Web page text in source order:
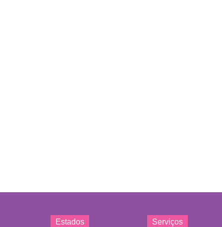
Estados Serviços